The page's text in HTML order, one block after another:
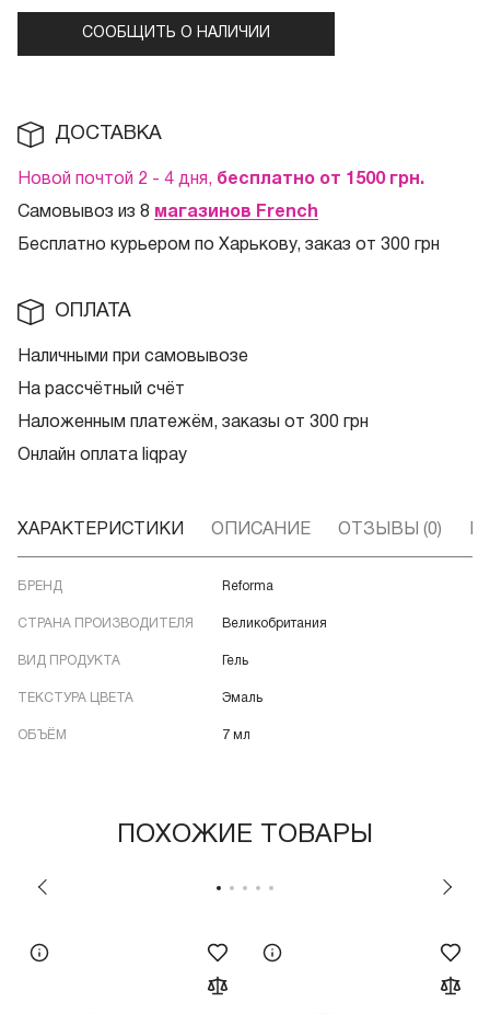
СООБЩИТЬ О НАЛИЧИИ
ДОСТАВКА
Новой почтой 2 - 4 дня, бесплатно от 1500 грн.
Самовывоз из 8 магазинов French
Бесплатно курьером по Харькову, заказ от 300 грн
ОПЛАТА
Наличными при самовывозе
На рассчётный счёт
Наложенным платежём, заказы от 300 грн
Онлайн оплата liqpay
ХАРАКТЕРИСТИКИ ОПИСАНИЕ ОТЗЫВЫ (0)
БРЕНД Reforma
СТРАНА ПРОИЗВОДИТЕЛЯ Великобритания
ВИД ПРОДУКТА Гель
ТЕКСТУРА ЦВЕТА Эмаль
ОБЪЁМ 7 мл
ПОХОЖИЕ ТОВАРЫ